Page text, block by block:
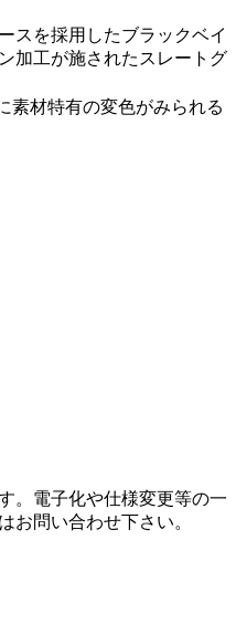
スを採用したブラックベイ
加工が施されたスレートグ
素材特有の変色がみられる
。電子化や仕様変更等の一
お問い合わせ下さい。